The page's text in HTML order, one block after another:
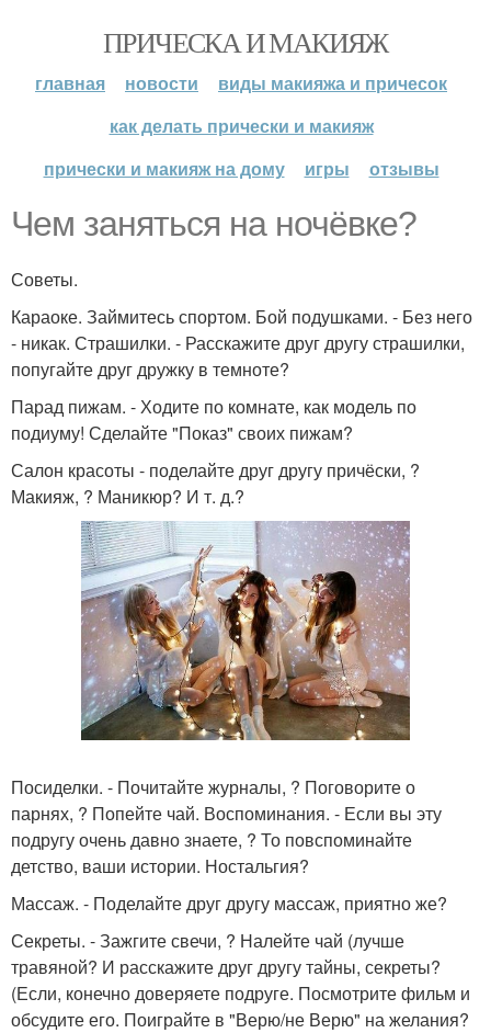
ПРИЧЕСКА И МАКИЯЖ
главная новости
виды макияжа и причесок
как делать прически и макияж
прически и макияж на дому
игры отзывы
Чем заняться на ночёвке?
Советы.
Караоке. Займитесь спортом. Бой подушками. - Без него
- никак. Страшилки. - Расскажите друг другу страшилки,
попугайте друг дружку в темноте?
Парад пижам. - Ходите по комнате, как модель по
подиуму! Сделайте "Показ" своих пижам?
Салон красоты - поделайте друг другу причёски, ?
Макияж, ? Маникюр? И т. д.?
Посиделки. - Почитайте журналы, ? Поговорите о
парнях, ? Попейте чай. Воспоминания. - Если вы эту
подругу очень давно знаете, ? То повспоминайте
детство, ваши истории. Ностальгия?
Массаж. - Поделайте друг другу массаж, приятно же?
Секреты. - Зажгите свечи, ? Налейте чай (лучше
травяной? И расскажите друг другу тайны, секреты?
(Если, конечно доверяете подруге. Посмотрите фильм и
обсудите его. Поиграйте в "Верю/не Верю" на желания?